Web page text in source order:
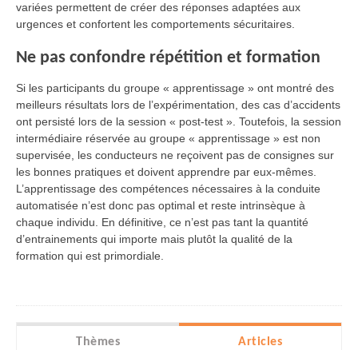
variées permettent de créer des réponses adaptées aux
urgences et confortent les comportements sécuritaires.
Ne pas confondre répétition et formation
Si les participants du groupe « apprentissage » ont montré des
meilleurs résultats lors de l’expérimentation, des cas d’accidents
ont persisté lors de la session « post-test ». Toutefois, la session
intermédiaire réservée au groupe « apprentissage » est non
supervisée, les conducteurs ne reçoivent pas de consignes sur
les bonnes pratiques et doivent apprendre par eux-mêmes.
L’apprentissage des compétences nécessaires à la conduite
automatisée n’est donc pas optimal et reste intrinsèque à
chaque individu. En définitive, ce n’est pas tant la quantité
d’entrainements qui importe mais plutôt la qualité de la
formation qui est primordiale.
Thèmes Articles